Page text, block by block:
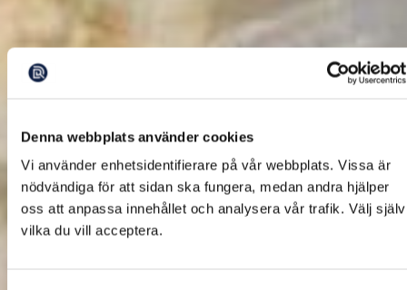
Denna webbplats använder cookies
Vi använder enhetsidentifierare på vår webbplats. Vissa är
nödvändiga för att sidan ska fungera, medan andra hjälper
oss att anpassa innehållet och analysera vår trafik. Välj själv
vilka du vill acceptera.